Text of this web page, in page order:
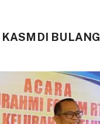
KASMDI BULANG